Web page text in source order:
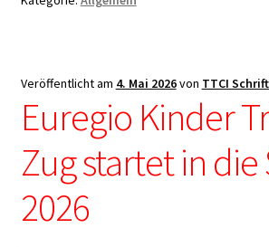
Veröffentlicht am 4. Mai 2026von TTCI
Euregio Kinder
Zug startet in die
2026